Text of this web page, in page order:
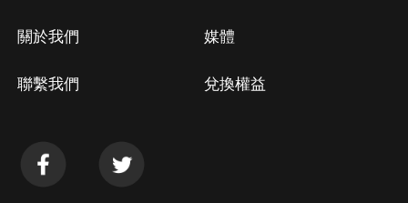
關於我們
聯繫我們
媒體
兌換權益